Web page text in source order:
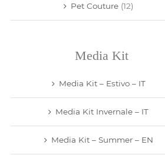
Pet Couture (12)
Media Kit
Media Kit – Estivo – IT
Media Kit Invernale – IT
Media Kit – Summer – EN